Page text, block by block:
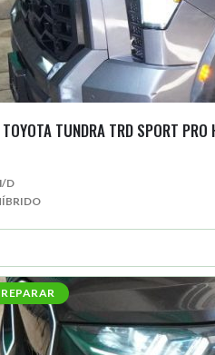
TUNDRA TRD SPORT PRO
D